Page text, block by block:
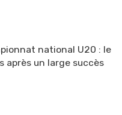
national U20 : le
après un large succès